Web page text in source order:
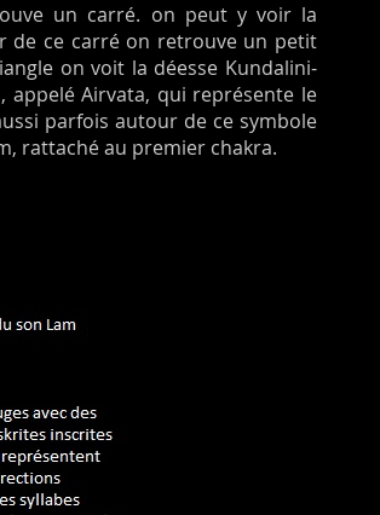
un carré. on peut y voir la
de ce carré on retrouve un petit
on voit la déesse Kundalini-
Airvata, qui représente le
parfois autour de ce symbole
rattaché au premier chakra.